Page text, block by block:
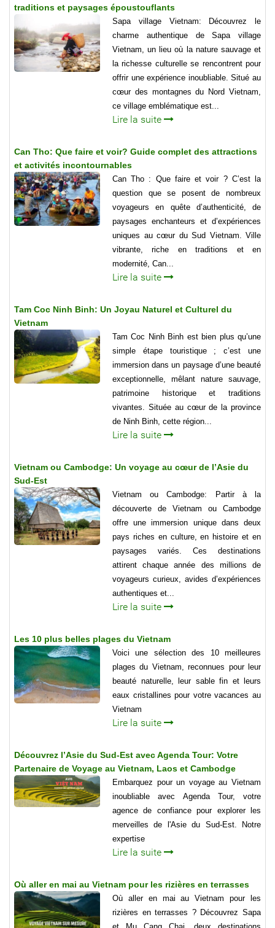
traditions et paysages époustouflants
Sapa village Vietnam: Découvrez le
charme authentique de Sapa village
Vietnam, un lieu où la nature sauvage et
la richesse culturelle se rencontrent pour
offrir une expérience inoubliable. Situé au
cœur des montagnes du Nord Vietnam,
ce village emblématique est...
Lire la suite
Can Tho: Que faire et voir? Guide complet des attractions
et activités incontournables
Can Tho : Que faire et voir ? C’est la
question que se posent de nombreux
voyageurs en quête d’authenticité, de
paysages enchanteurs et d’expériences
uniques au cœur du Sud Vietnam. Ville
vibrante, riche en traditions et en
modernité, Can...
Lire la suite
Tam Coc Ninh Binh: Un Joyau Naturel et Culturel du
Vietnam
Tam Coc Ninh Binh est bien plus qu’une
simple étape touristique ; c’est une
immersion dans un paysage d’une beauté
exceptionnelle, mêlant nature sauvage,
patrimoine historique et traditions
vivantes. Située au cœur de la province
de Ninh Binh, cette région...
Lire la suite
Vietnam ou Cambodge: Un voyage au cœur de l’Asie du
Sud-Est
Vietnam ou Cambodge: Partir à la
découverte de Vietnam ou Cambodge
offre une immersion unique dans deux
pays riches en culture, en histoire et en
paysages variés. Ces destinations
attirent chaque année des millions de
voyageurs curieux, avides d’expériences
authentiques et...
Lire la suite
Les 10 plus belles plages du Vietnam
Voici une sélection des 10 meilleures
plages du Vietnam, reconnues pour leur
beauté naturelle, leur sable fin et leurs
eaux cristallines pour votre vacances au
Vietnam
Lire la suite
Découvrez l’Asie du Sud-Est avec Agenda Tour: Votre
Partenaire de Voyage au Vietnam, Laos et Cambodge
Embarquez pour un voyage au Vietnam
inoubliable avec Agenda Tour, votre
agence de confiance pour explorer les
merveilles de l'Asie du Sud-Est. Notre
expertise
Lire la suite
Où aller en mai au Vietnam pour les rizières en terrasses
Où aller en mai au Vietnam pour les
rizières en terrasses ? Découvrez Sapa